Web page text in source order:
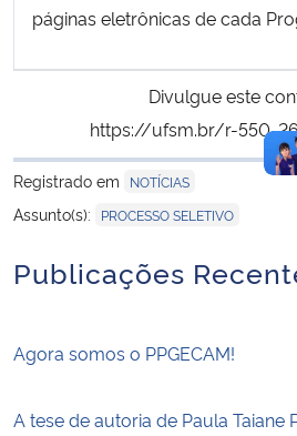
páginas eletrônicas de cada
Divulgue este
https://ufsm.br/r-550-
Registrado em
NOTÍCIAS
Assunto(s): PROCESSO SELETIVO
Publicações
Agora somos o PPGECAM!
A tese de autoria de Paula Taiane